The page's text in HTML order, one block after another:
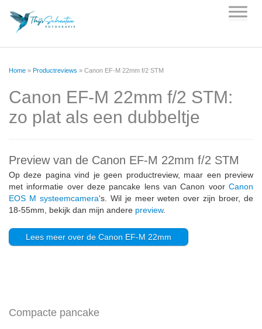
Home » Productreviews » Canon EF-M 22mm f/2 STM
Canon EF-M 22mm f/2 STM:
zo plat als een dubbeltje
Preview van de Canon EF-M 22mm f/2 STM
Op deze pagina vind je geen productreview, maar een preview
met informatie over deze pancake lens van Canon voor Canon
EOS M systeemcamera‘s. Wil je meer weten over zijn broer, de
18-55mm, bekijk dan mijn andere preview.
Lees meer over de Canon EF-M 22mm
Compacte pancake